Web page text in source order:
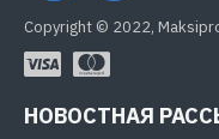
Copyright © 2022,
НОВОСТНАЯ